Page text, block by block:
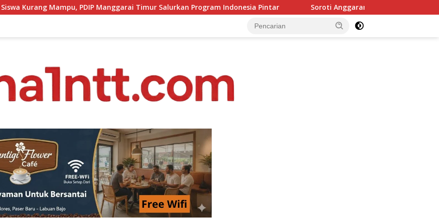
Timur Salurkan Program Indonesia Pintar Soroti Anggaran Dasacita NTT, Junaidin Mahasan Minta Fokus